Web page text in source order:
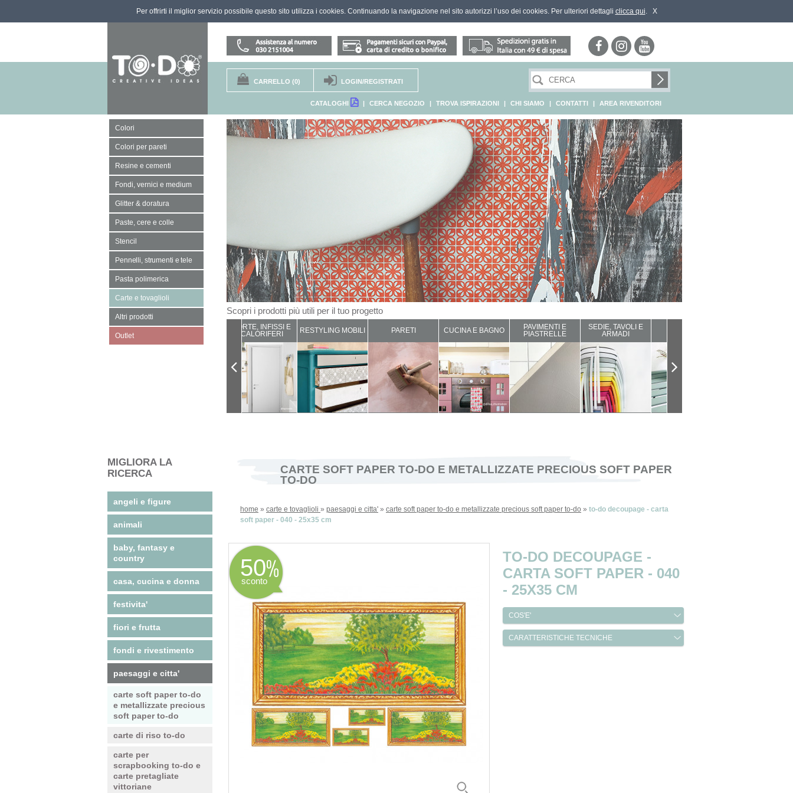
Per offrirti il miglior servizio possibile questo sito utilizza i cookies. Continuando la navigazione nel sito autorizzi l’uso dei cookies. Per ulteriori dettagli clicca qui. X
CARRELLO (0) LOGIN/REGISTRATI
CATALOGHI | CERCA NEGOZIO | TROVA ISPIRAZIONI | CHI SIAMO | CONTATTI | AREA RIVENDITORI
Colori
Colori per pareti
Resine e cementi
Fondi, vernici e medium
Glitter & doratura
Paste, cere e colle
Stencil
Pennelli, strumenti e tele
Pasta polimerica
Carte e tovaglioli
Altri prodotti
Outlet
Scopri i prodotti più utili per il tuo progetto
PORTE, INFISSI E
CALORIFERI
RESTYLING MOBILI PARETI CUCINA E BAGNO
PAVIMENTI E
PIASTRELLE
SEDIE, TAVOLI E
ARMADI
MIGLIORA LA
RICERCA
angeli e figure
animali
baby, fantasy e
country
casa, cucina e donna
festivita'
fiori e frutta
fondi e rivestimento
paesaggi e citta'
carte soft paper to-do
e metallizzate precious
soft paper to-do
carte di riso to-do
carte per
scrapbooking to-do e
carte pretagliate
vittoriane
CARTE SOFT PAPER TO-DO E METALLIZZATE PRECIOUS SOFT PAPER
TO-DO
home » carte e tovaglioli » paesaggi e citta' » carte soft paper to-do e metallizzate precious soft paper to-do » to-do decoupage - carta
soft paper - 040 - 25x35 cm
50
sconto
TO-DO DECOUPAGE -
CARTA SOFT PAPER - 040
- 25X35 CM
COS'E'
CARATTERISTICHE TECNICHE